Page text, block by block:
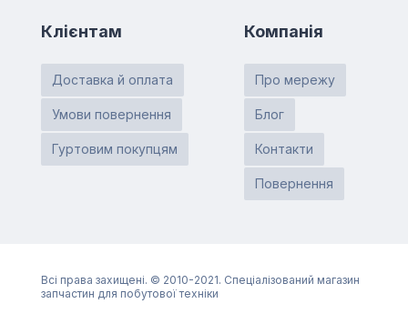
Клієнтам
Доставка й оплата
Умови повернення
Гуртовим покупцям
Компанія
Про мережу
Блог
Контакти
Повернення
Всі права захищені. © 2010-2021. Спеціалізований магазин
запчастин для побутової техніки